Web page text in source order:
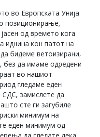
во Европската Унија
позиционирање,
од времето кога
иднина кон патот на
бидеме ветоизирани,
без да имаме одредени
во нашиот
гледаме еден
СДС, замислете да
сте ги загубиле
минимум на
еден минимум од